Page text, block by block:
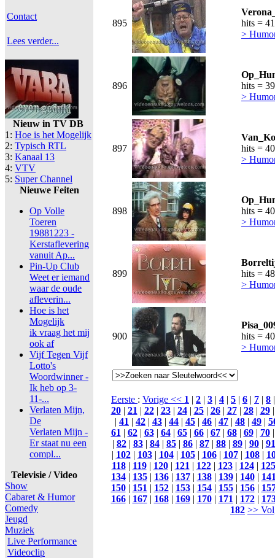
Contact
Lees verder...
Nieuw in TV DB
1: Hoe is het Mogelijk
2: Typisch RTL
3: Kanaal 13
4: VTV
5: Super Channel
Nieuwe Feiten
Op Volle
Toeren
19881223 -
Kerstaflevering
vanuit Ap...
Pin-Up Club
Weet er iemand
waar de oude
afleverin...
Hoe is het
Mogelijk
ik vraag het mij
ook af
Vijf Tegen Vijf
Lotto's
Woordwinner -
Ik heb op 3-
11-...
Verlaten Mijn,
De
Verlaten Mijn -
Er staat nu een
compl...
Televisie / Video
Show
Cabaret & Humor
Comedy
Jeugd
Muziek
Live Performance
Videoclip
895
hits =
>
896
hits =
>
897
hits =
>
898
hits =
>
899
hits =
>
900
hits =
>
Eerste : Vorige << 1 | 2 | 3 | 4 | 5 | 6 | 7 | 8
20| 21| 22| 23| 24| 25| 26| 27| 28| 29
| 41 | 42 | 43 | 44 | 45 | 46 | 47 | 48 | 49 |
61| 62| 63| 64| 65| 66| 67| 68| 69| 70
| 82| 83| 84| 85| 86| 87| 88| 89| 90| 91
| 102| 103| 104| 105| 106| 107| 108|
118| 119| 120| 121| 122| 123| 124| 125
134| 135| 136| 137| 138| 139| 140|
150| 151| 152| 153| 154| 155| 156|
166| 167| 168| 169| 170| 171| 172|
182 >>